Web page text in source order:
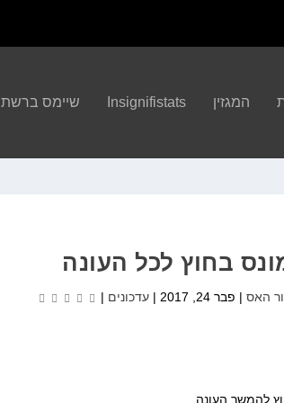
המגזין Insignifistats שיימס ברשת
בחוץ לכל העונה
האס | פבר 24, 2017 |עדכונים |
להמשך העונה.